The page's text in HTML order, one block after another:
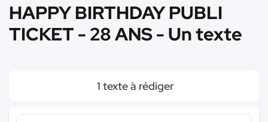
HAPPY BIRTHDAY PUBLI
TICKET - 28 ANS - Un texte
1 texte à rédiger